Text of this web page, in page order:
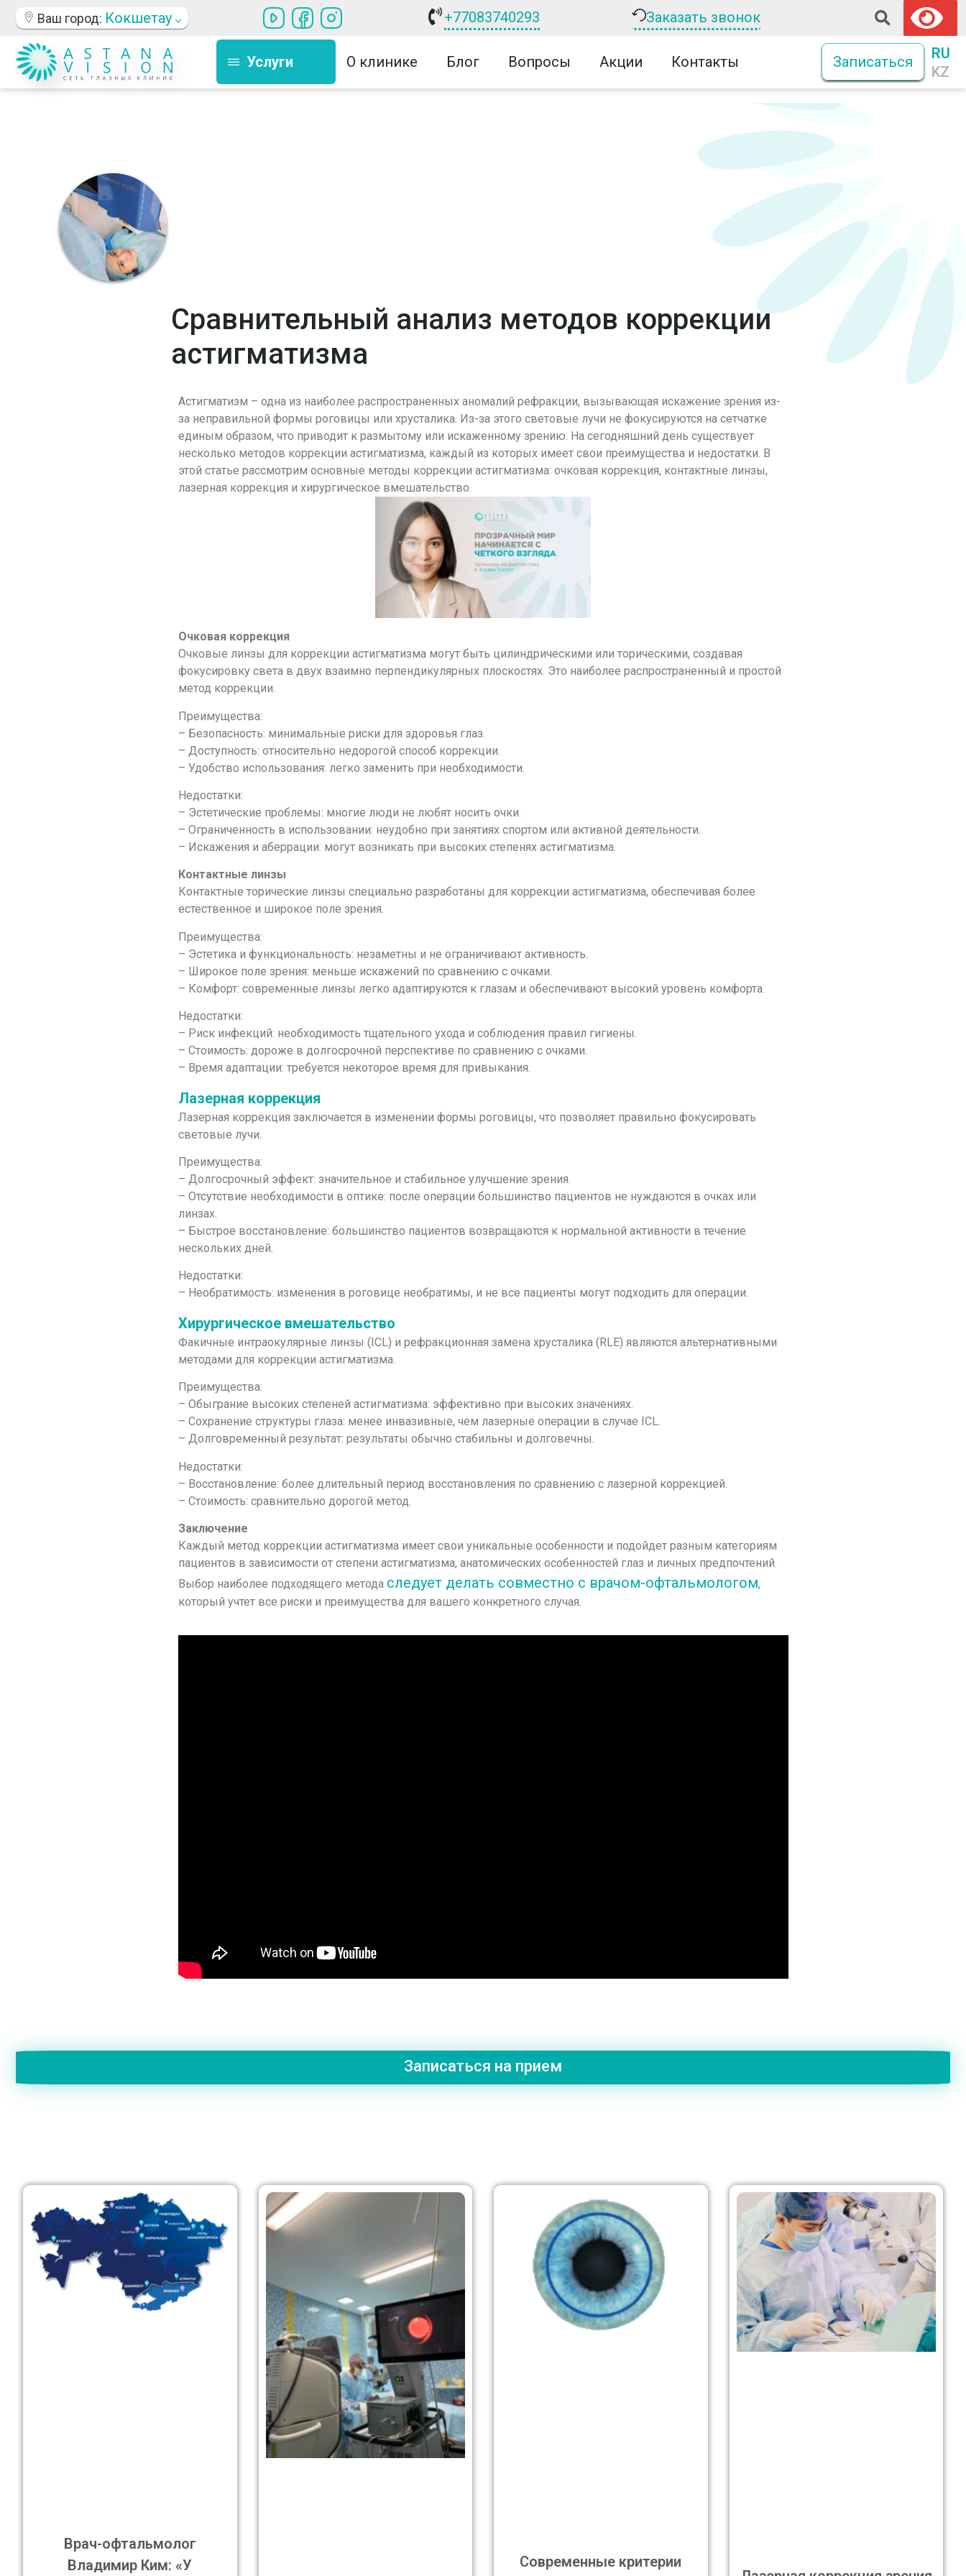
Ваш город: Кокшетау +77083740293 Заказать звонок
Услуги О клинике Блог Вопросы Акции Контакты Записаться
RU
KZ
Сравнительный анализ методов коррекции
астигматизма
Астигматизм – одна из наиболее распространенных аномалий рефракции, вызывающая искажение зрения из-
за неправильной формы роговицы или хрусталика. Из-за этого световые лучи не фокусируются на сетчатке
единым образом, что приводит к размытому или искаженному зрению. На сегодняшний день существует
несколько методов коррекции астигматизма, каждый из которых имеет свои преимущества и недостатки. В
этой статье рассмотрим основные методы коррекции астигматизма: очковая коррекция, контактные линзы,
лазерная коррекция и хирургическое вмешательство.
Очковая коррекция
Очковые линзы для коррекции астигматизма могут быть цилиндрическими или торическими, создавая
фокусировку света в двух взаимно перпендикулярных плоскостях. Это наиболее распространенный и простой
метод коррекции.
Преимущества:
– Безопасность: минимальные риски для здоровья глаз.
– Доступность: относительно недорогой способ коррекции.
– Удобство использования: легко заменить при необходимости.
Недостатки:
– Эстетические проблемы: многие люди не любят носить очки.
– Ограниченность в использовании: неудобно при занятиях спортом или активной деятельности.
– Искажения и аберрации: могут возникать при высоких степенях астигматизма.
Контактные линзы
Контактные торические линзы специально разработаны для коррекции астигматизма, обеспечивая более
естественное и широкое поле зрения.
Преимущества:
– Эстетика и функциональность: незаметны и не ограничивают активность.
– Широкое поле зрения: меньше искажений по сравнению с очками.
– Комфорт: современные линзы легко адаптируются к глазам и обеспечивают высокий уровень комфорта.
Недостатки:
– Риск инфекций: необходимость тщательного ухода и соблюдения правил гигиены.
– Стоимость: дороже в долгосрочной перспективе по сравнению с очками.
– Время адаптации: требуется некоторое время для привыкания.
Лазерная коррекция
Лазерная коррекция заключается в изменении формы роговицы, что позволяет правильно фокусировать
световые лучи.
Преимущества:
– Долгосрочный эффект: значительное и стабильное улучшение зрения.
– Отсутствие необходимости в оптике: после операции большинство пациентов не нуждаются в очках или
линзах.
– Быстрое восстановление: большинство пациентов возвращаются к нормальной активности в течение
нескольких дней.
Недостатки:
– Необратимость: изменения в роговице необратимы, и не все пациенты могут подходить для операции.
Хирургическое вмешательство
Факичные интраокулярные линзы (ICL) и рефракционная замена хрусталика (RLE) являются альтернативными
методами для коррекции астигматизма.
Преимущества:
– Обыграние высоких степеней астигматизма: эффективно при высоких значениях.
– Сохранение структуры глаза: менее инвазивные, чем лазерные операции в случае ICL.
– Долговременный результат: результаты обычно стабильны и долговечны.
Недостатки:
– Восстановление: более длительный период восстановления по сравнению с лазерной коррекцией.
– Стоимость: сравнительно дорогой метод.
Заключение
Каждый метод коррекции астигматизма имеет свои уникальные особенности и подойдет разным категориям
пациентов в зависимости от степени астигматизма, анатомических особенностей глаз и личных предпочтений.
Выбор наиболее подходящего метода следует делать совместно с врачом-офтальмологом,
который учтет все риски и преимущества для вашего конкретного случая.
Записаться на прием
Врач-офтальмолог
Владимир Ким: «У
Современные критерии